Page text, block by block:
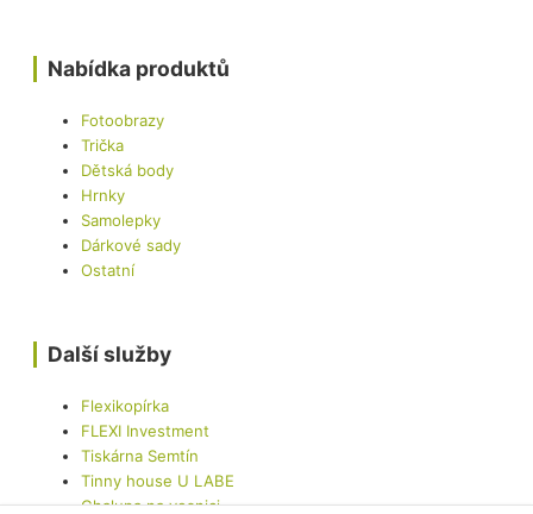
Nabídka produktů
Fotoobrazy
Trička
Dětská body
Hrnky
Samolepky
Dárkové sady
Ostatní
Další služby
Flexikopírka
FLEXI Investment
Tiskárna Semtín
Tinny house U LABE
Chalupa na vesnici